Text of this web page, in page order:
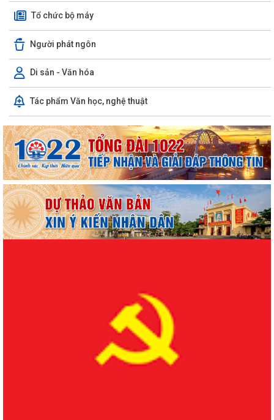
Tổ chức bộ máy
Người phát ngôn
Di sản - Văn hóa
Tác phẩm Văn học, nghệ thuật